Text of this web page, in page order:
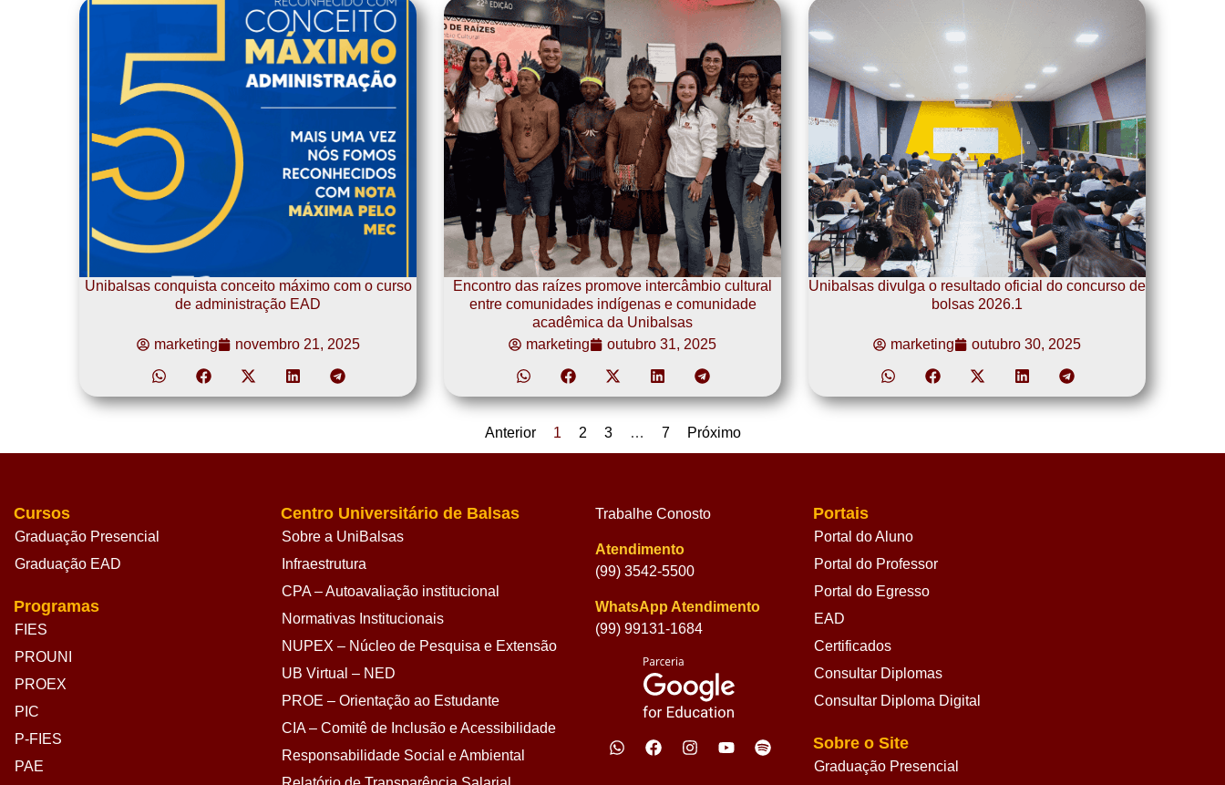
Unibalsas conquista conceito máximo com o curso
de administração EAD
marketing novembro 21, 2025
Encontro das raízes promove intercâmbio cultural
entre comunidades indígenas e comunidade
acadêmica da Unibalsas
marketing
outubro 31, 2025
Unibalsas divulga o resultado oficial do concurso de
bolsas 2026.1
marketing outubro 30, 2025
Anterior 1 2 3 … 7 Próximo
Cursos
Graduação Presencial
Graduação EAD
Programas
FIES
PROUNI
PROEX
PIC
P-FIES
PAE
Centro Universitário de Balsas
Sobre a UniBalsas
Infraestrutura
CPA – Autoavaliação institucional
Normativas Institucionais
NUPEX – Núcleo de Pesquisa e Extensão
UB Virtual – NED
PROE – Orientação ao Estudante
CIA – Comitê de Inclusão e Acessibilidade
Responsabilidade Social e Ambiental
Trabalhe Conosto
Atendimento
(99) 3542-5500
WhatsApp Atendimento
(99) 99131-1684
Portais
Portal do Aluno
Portal do Professor
Portal do Egresso
EAD
Certificados
Consultar Diplomas
Consultar Diploma Digital
Sobre o Site
Graduação Presencial